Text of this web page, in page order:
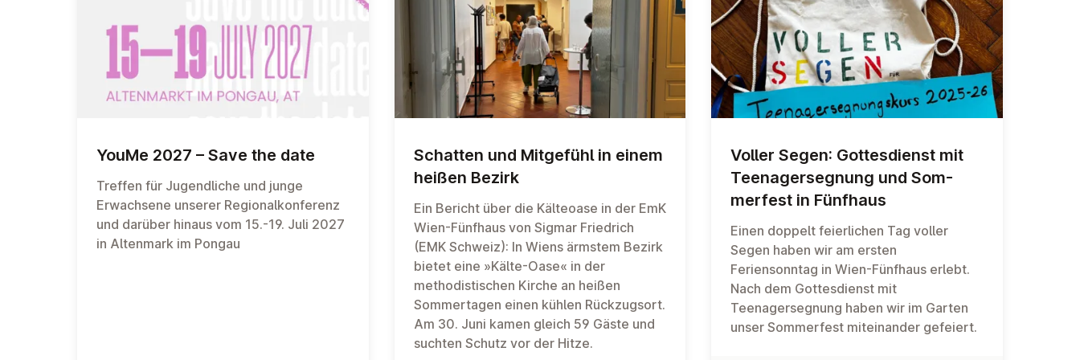
YouMe 2027 – Save the date
Treffen für Jugendliche und junge
Erwachsene unserer Regionalkonferenz
und darüber hinaus vom 15.-19. Juli 2027
in Altenmark im Pongau
Schatten und Mitgefühl in einem
heißen Bezirk
Ein Bericht über die Kälteoase in der EmK
Wien-Fünfhaus von Sigmar Friedrich
(EMK Schweiz): In Wiens ärmstem Bezirk
bietet eine »Kälte-Oase« in der
methodistischen Kirche an heißen
Sommertagen einen kühlen Rückzugsort.
Am 30. Juni kamen gleich 59 Gäste und
suchten Schutz vor der Hitze.
Voller Segen: Got­tes­dienst mit
Teen­ager­seg­nung und Som­
mer­fest in Fünfhaus
Einen doppelt feierlichen Tag voller
Segen haben wir am ersten
Feriensonntag in Wien-Fünfhaus erlebt.
Nach dem Gottesdienst mit
Teenagersegnung haben wir im Garten
unser Sommerfest miteinander gefeiert.